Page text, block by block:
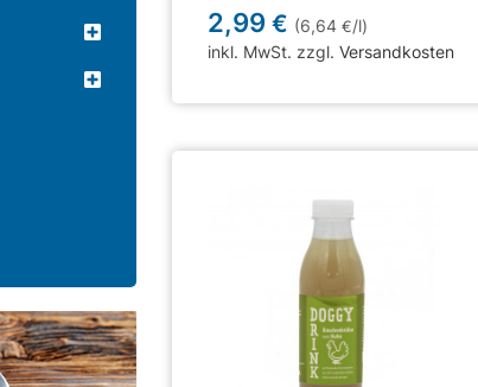
2,99€ (6,64€/l)
inkl. MwSt. zzgl.Versandkosten